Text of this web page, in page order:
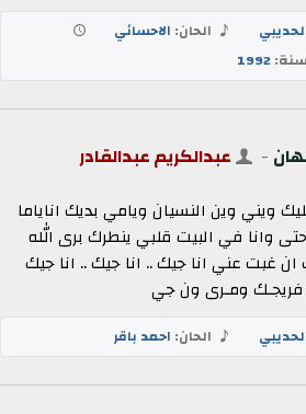
الحان: الاحسائي
1992
- عبدالكريم عبدالقادر
ويني وين النسيان ويامي بديك اناياما
وانا في البيت قلبي ينطرك برى الله
غبت عني انا جيك .. انا جيك .. انا جيك
ومـرى ون جي
الحان: احمد باقر